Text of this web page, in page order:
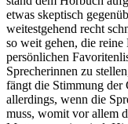
etwas skeptisch
weitestgehend recht
so weit gehen, die
persönlichen
Sprecherinnen zu
fängt die Stimmung der
allerdings, wenn die
muss, womit vor allem